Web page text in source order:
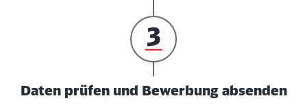
Daten prüfen und Bewerbung absenden